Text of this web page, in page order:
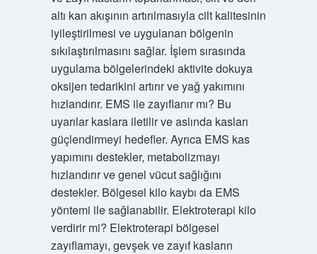
altı kan akışının artırılmasıyla cilt kalitesinin
iyileştirilmesi ve uygulanan bölgenin
sıkılaştırılmasını sağlar. İşlem sırasında
uygulama bölgelerindeki aktivite dokuya
oksijen tedarikini artırır ve yağ yakımını
hızlandırır. EMS ile zayıflanır mı? Bu
uyarılar kaslara iletilir ve aslında kasları
güçlendirmeyi hedefler. Ayrıca EMS kas
yapımını destekler, metabolizmayı
hızlandırır ve genel vücut sağlığını
destekler. Bölgesel kilo kaybı da EMS
yöntemi ile sağlanabilir. Elektroterapi kilo
verdirir mi? Elektroterapi bölgesel
zayıflamayı, gevşek ve zayıf kasların